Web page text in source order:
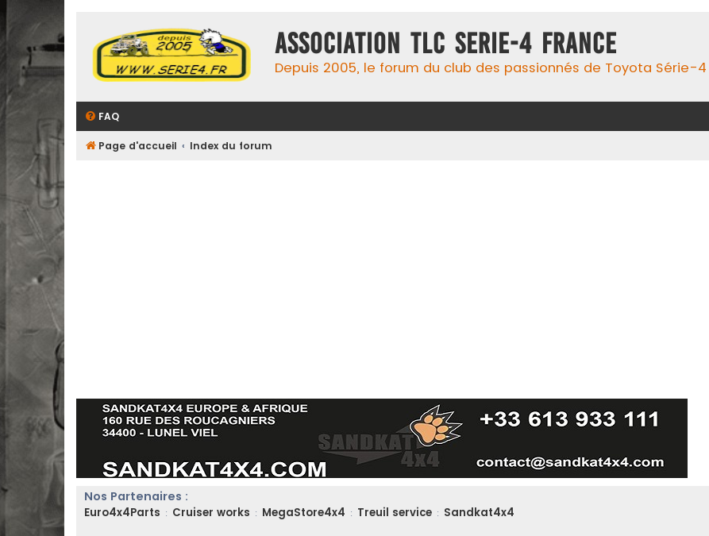
ASSOCIATION TLC SERIE-4 FRANCE
Depuis 2005, le forum du club des passionnés de Toyota Série-4
FAQ
Page d'accueil Index du forum
Nos Partenaires :
Euro4x4Parts : Cruiser works : MegaStore4x4 : Treuil service : Sandkat4x4